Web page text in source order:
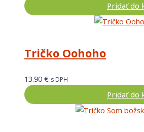
Pridať do
Tričko Oohoho
13.90 € s DPH
Pridať do